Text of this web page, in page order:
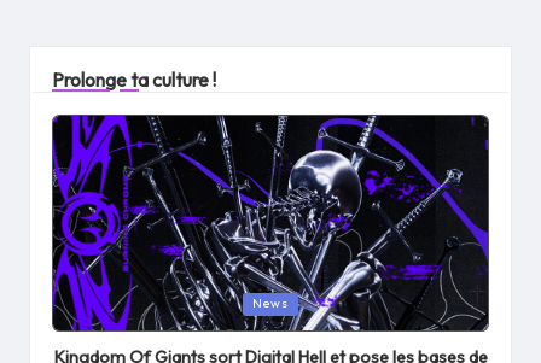
Prolonge ta culture !
Posted
in
News
Kingdom Of Giants sort Digital Hell et pose les bases de